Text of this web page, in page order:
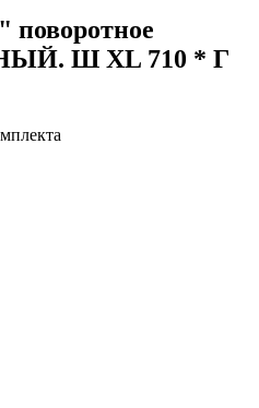
поворотное
Ш XL 710 * Г